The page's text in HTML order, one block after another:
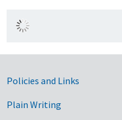
Government
Policies and Links
Plain Writing